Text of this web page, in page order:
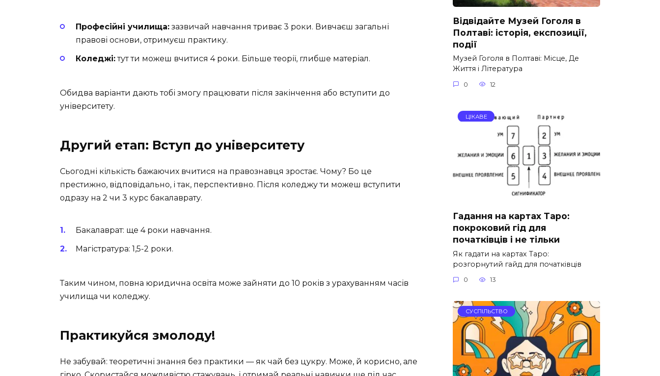
Професійні училища: зазвичай навчання триває 3 роки. Вивчаєш загальні
правові основи, отримуєш практику.
Коледжі:тут ти можеш вчитися 4 роки. Більше теорії, глибше матеріал.
Обидва варіанти дають тобі змогу працювати після закінчення або вступити до
університету.
Другий етап: Вступ до університету
Сьогодні кількість бажаючих вчитися на правознавця зростає. Чому? Бо це
престижно, відповідально, і так, перспективно. Після коледжу ти можеш вступити
одразу на 2 чи 3 курс бакалаврату.
Бакалаврат: ще 4 роки навчання.
Магістратура: 1,5-2 роки.
Таким чином, повна юридична освіта може зайняти до 10 років з урахуванням часів
училища чи коледжу.
Практикуйся змолоду!
Не забувай: теоретичні знання без практики — як чай без цукру. Може, й корисно, але
Відвідайте Музей Гоголя в
Полтаві: історія, експозиції,
події
Музей Гоголя в Полтаві: Місце, Де
Життя і Література
0 12
ЦІКАВЕ
Гадання на картах Таро:
покроковий гід для
початківців і не тільки
Як гадати на картах Таро:
розгорнутий гайд для початківців
0 13
СУСПІЛЬСТВО